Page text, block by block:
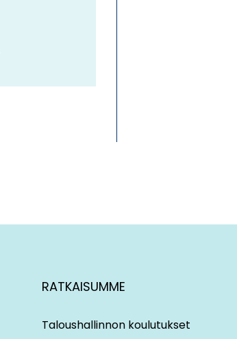
RATKAISUMME
Taloushallinnon koulutukset